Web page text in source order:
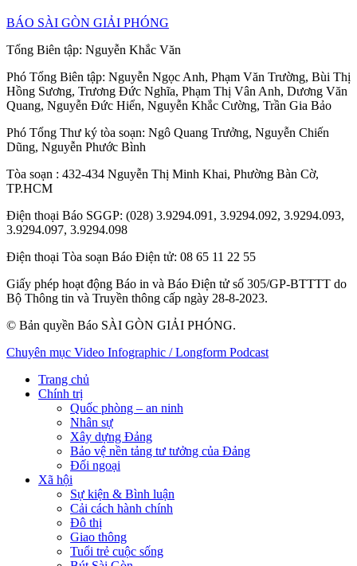
BÁO SÀI GÒN GIẢI PHÓNG
Tổng Biên tập: Nguyễn Khắc Văn
Phó Tổng Biên tập: Nguyễn Ngọc Anh, Phạm Văn Trường, Bùi Thị
Hồng Sương, Trương Đức Nghĩa, Phạm Thị Vân Anh, Dương Văn
Quang, Nguyễn Đức Hiển, Nguyễn Khắc Cường, Trần Gia Bảo
Phó Tổng Thư ký tòa soạn: Ngô Quang Trưởng, Nguyễn Chiến
Dũng, Nguyễn Phước Bình
Tòa soạn : 432-434 Nguyễn Thị Minh Khai, Phường Bàn Cờ,
TP.HCM
Điện thoại Báo SGGP: (028) 3.9294.091, 3.9294.092, 3.9294.093,
3.9294.097, 3.9294.098
Điện thoại Tòa soạn Báo Điện tử: 08 65 11 22 55
Giấy phép hoạt động Báo in và Báo Điện tử số 305/GP-BTTTT do
Bộ Thông tin và Truyền thông cấp ngày 28-8-2023.
© Bản quyền Báo SÀI GÒN GIẢI PHÓNG.
Chuyên mục Video Infographic / Longform Podcast
Trang chủ
Chính trị
Quốc phòng – an ninh
Nhân sự
Xây dựng Đảng
Bảo vệ nền tảng tư tưởng của Đảng
Đối ngoại
Xã hội
Sự kiện & Bình luận
Cải cách hành chính
Đô thị
Giao thông
Tuổi trẻ cuộc sống